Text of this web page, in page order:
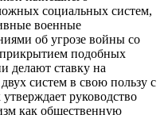
социальных систем,
военные
об угрозе войны со
подобных
делают ставку на
систем в свою пользу с
руководство
как общественную